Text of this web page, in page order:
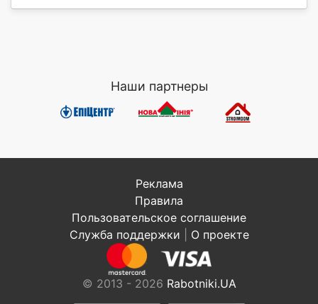
Наши партнеры
Реклама
Правила
Пользовательское соглашение
Служба поддержки
О проекте
© 2013 - 2026 Rabotniki.UA